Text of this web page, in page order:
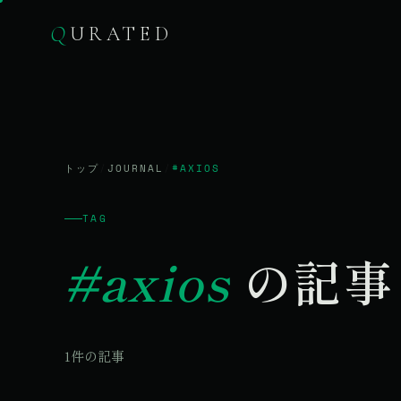
Q URATED
トップ JOURNAL #AXIOS
TAG
#axiosの記事
1件の記事